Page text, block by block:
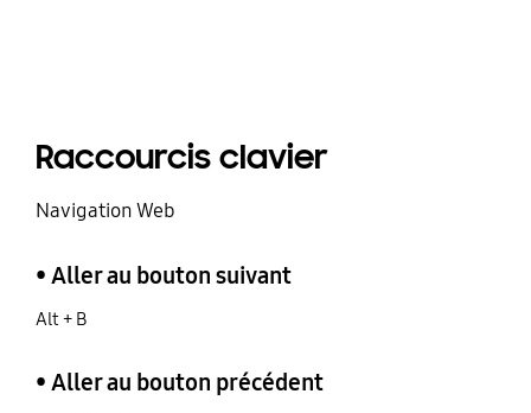
Raccourcis clavier
Navigation Web
• Aller au bouton suivant
Alt + B
• Aller au bouton précédent